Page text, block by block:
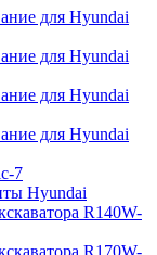
для Hyundai
для Hyundai
для Hyundai
для Hyundai
7
Hyundai
R140W-
R170W-